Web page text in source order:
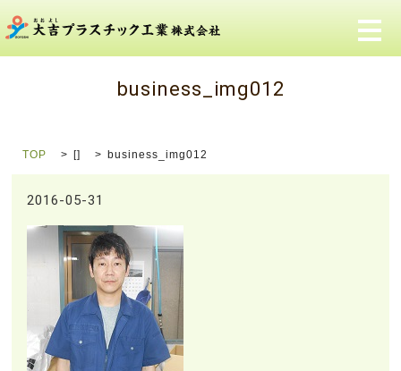
メ
business_img012
TOP [] business_img012
2016-05-31